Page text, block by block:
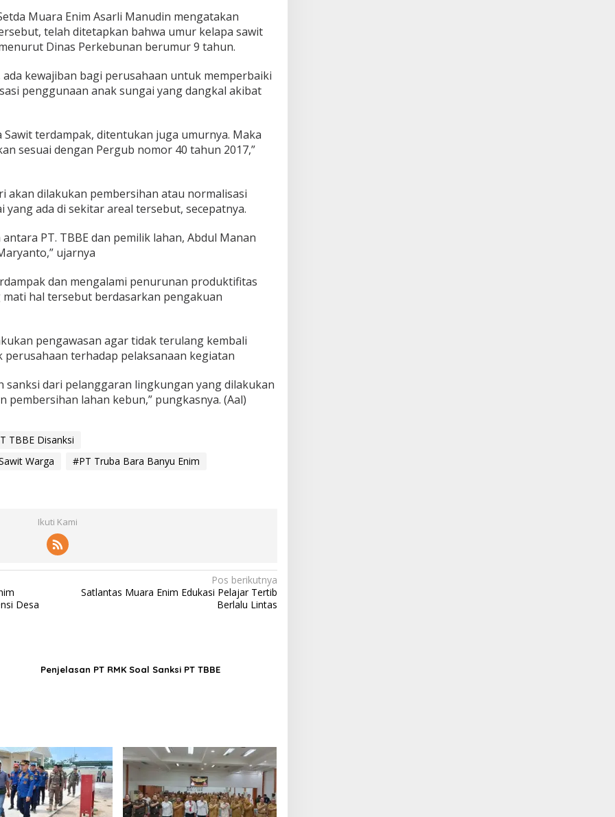
Muara Enim Asarli Manudin mengatakan
telah ditetapkan bahwa umur kelapa sawit
Dinas Perkebunan berumur 9 tahun.
ada kewajiban bagi perusahaan untuk memperbaiki
penggunaan anak sungai yang dangkal akibat
Sawit terdampak, ditentukan juga umurnya. Maka
sesuai dengan Pergub nomor 40 tahun 2017,”
akan dilakukan pembersihan atau normalisasi
ada di sekitar areal tersebut, secepatnya.
PT. TBBE dan pemilik lahan, Abdul Manan
ujarnya
dan mengalami penurunan produktifitas
hal tersebut berdasarkan pengakuan
pengawasan agar tidak terulang kembali
perusahaan terhadap pelaksanaan kegiatan
sanksi dari pelanggaran lingkungan yang dilakukan
pembersihan lahan kebun,” pungkasnya. (Aal)
TBBE Disanksi
Warga
#PT Truba Bara Banyu Enim
Ikuti Kami
Desa
Pos berikutnya
Satlantas Muara Enim Edukasi Pelajar Tertib
Berlalu Lintas
Penjelasan PT RMK Soal Sanksi PT TBBE